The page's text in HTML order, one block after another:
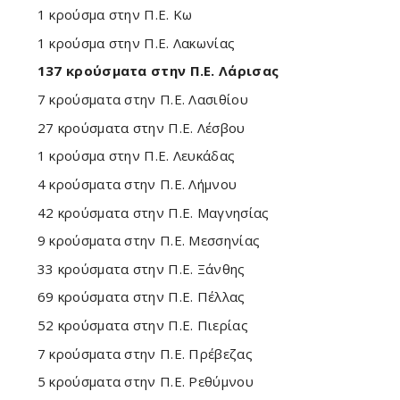
1 κρούσμα στην Π.Ε. Κω
1 κρούσμα στην Π.Ε. Λακωνίας
137 κρούσματα στην Π.Ε. Λάρισας
7 κρούσματα στην Π.Ε. Λασιθίου
27 κρούσματα στην Π.Ε. Λέσβου
1 κρούσμα στην Π.Ε. Λευκάδας
4 κρούσματα στην Π.Ε. Λήμνου
42 κρούσματα στην Π.Ε. Μαγνησίας
9 κρούσματα στην Π.Ε. Μεσσηνίας
33 κρούσματα στην Π.Ε. Ξάνθης
69 κρούσματα στην Π.Ε. Πέλλας
52 κρούσματα στην Π.Ε. Πιερίας
7 κρούσματα στην Π.Ε. Πρέβεζας
5 κρούσματα στην Π.Ε. Ρεθύμνου